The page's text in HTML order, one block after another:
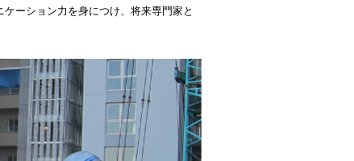
ーション力を身につけ、将来専門家と